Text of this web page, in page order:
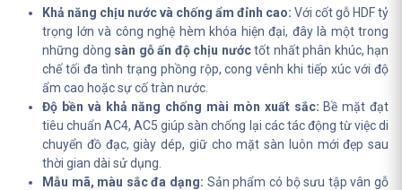
Khả năng chịu nước và chống ẩm đỉnh cao: Với cốt gỗ HDF tỷ
trọng lớn và công nghệ hèm khóa hiện đại, đây là một trong
những dòng sàn gỗ ấn độ chịu nướctốt nhất phân khúc, hạn
chế tối đa tình trạng phồng rộp, cong vênh khi tiếp xúc với độ
ẩm cao hoặc sự cố tràn nước.
Độ bền và khả năng chống mài mòn xuất sắc: Bề mặt đạt
tiêu chuẩn AC4, AC5 giúp sàn chống lại các tác động từ việc di
chuyển đồ đạc, giày dép, giữ cho mặt sàn luôn mới đẹp sau
thời gian dài sử dụng.
Mẫu mã, màu sắc đa dạng: Sản phẩm có bộ sưu tập vân gỗ